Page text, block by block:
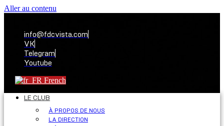
Aller au contenu
info@fdcvista.com
VK
Telegram
Youtube
French
LE CLUB
À PROPOS DE NOUS
LA DIRECTION